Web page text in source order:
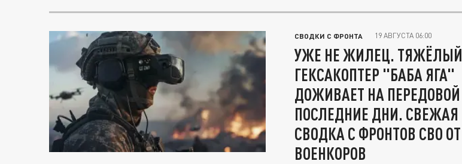
СВОДКИ С ФРОНТА 19 АВГУСТА 06:00
УЖЕ НЕ ЖИЛЕЦ. ТЯЖЁЛЫЙ
ГЕКСАКОПТЕР "БАБА ЯГА"
ДОЖИВАЕТ НА ПЕРЕДОВОЙ
ПОСЛЕДНИЕ ДНИ. СВЕЖАЯ
СВОДКА С ФРОНТОВ СВО ОТ
ВОЕНКОРОВ